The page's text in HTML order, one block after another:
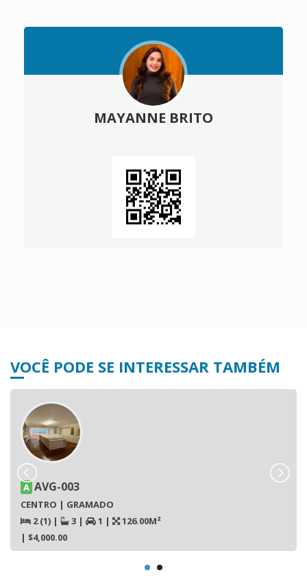
MAYANNE BRITO
VOCÊ PODE SE INTERESSAR TAMBÉM
A AVG-003
CENTRO | GRAMADO
2 (1) | 3 | 1 |
126.00M²
| $4,000.00